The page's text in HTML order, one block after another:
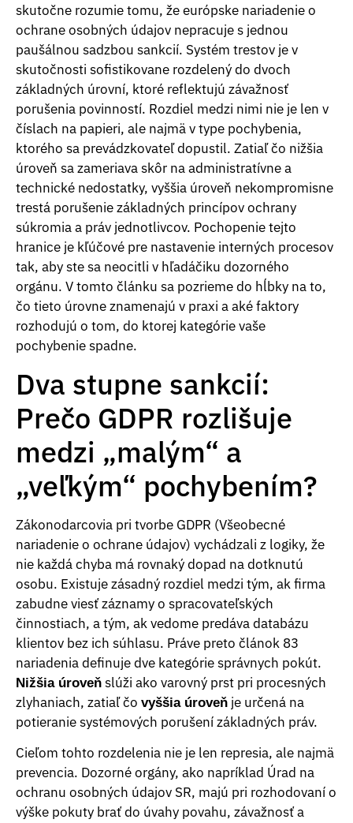
skutočne rozumie tomu, že európske nariadenie o
ochrane osobných údajov nepracuje s jednou
paušálnou sadzbou sankcií. Systém trestov je v
skutočnosti sofistikovane rozdelený do dvoch
základných úrovní, ktoré reflektujú závažnosť
porušenia povinností. Rozdiel medzi nimi nie je len v
číslach na papieri, ale najmä v type pochybenia,
ktorého sa prevádzkovateľ dopustil. Zatiaľ čo nižšia
úroveň sa zameriava skôr na administratívne a
technické nedostatky, vyššia úroveň nekompromisne
trestá porušenie základných princípov ochrany
súkromia a práv jednotlivcov. Pochopenie tejto
hranice je kľúčové pre nastavenie interných procesov
tak, aby ste sa neocitli v hľadáčiku dozorného
orgánu. V tomto článku sa pozrieme do hĺbky na to,
čo tieto úrovne znamenajú v praxi a aké faktory
rozhodujú o tom, do ktorej kategórie vaše
pochybenie spadne.
Dva stupne sankcií:
Prečo GDPR rozlišuje
medzi „malým“ a
„veľkým“ pochybením?
Zákonodarcovia pri tvorbe GDPR (Všeobecné
nariadenie o ochrane údajov) vychádzali z logiky, že
nie každá chyba má rovnaký dopad na dotknutú
osobu. Existuje zásadný rozdiel medzi tým, ak firma
zabudne viesť záznamy o spracovateľských
činnostiach, a tým, ak vedome predáva databázu
klientov bez ich súhlasu. Práve preto článok 83
nariadenia definuje dve kategórie správnych pokút.
Nižšia úroveň slúži ako varovný prst pri procesných
zlyhaniach, zatiaľ čo vyššia úroveň je určená na
potieranie systémových porušení základných práv.
Cieľom tohto rozdelenia nie je len represia, ale najmä
prevencia. Dozorné orgány, ako napríklad Úrad na
ochranu osobných údajov SR, majú pri rozhodovaní o
výške pokuty brať do úvahy povahu, závažnosť a